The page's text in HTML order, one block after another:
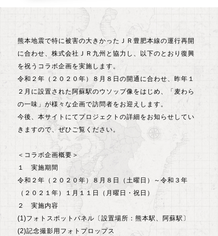
熊本地震で特に被害の大きかったＪＲ豊肥本線の運行再開
に合わせ、株式会社ＪＲ九州と協力し、以下のとおり復興
を祝うコラボ企画を実施します。
令和２年（２０２０年）８月８日の開通に合わせ、昨年１
２月に設置された阿蘇駅のウソップ像をはじめ、「麦わら
の一味」が様々な企画で訪問者をお迎えします。
今後、本サイトにてプロジェクトの詳細をお知らせしてい
きますので、ぜひご覧ください。
＜コラボ企画概要＞
１ 実施期間
令和２年（２０２０年）８月８日（土曜日）～令和３年
（２０２１年）１月１１日（月曜日・祝日）
２ 実施内容
(1)フォトスポットパネル〔設置場所：熊本駅、阿蘇駅〕
(2)記念撮影用フォトプロップス